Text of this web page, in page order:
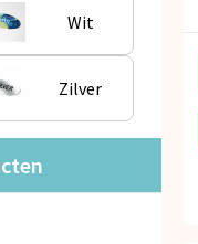
Wit
Zilver